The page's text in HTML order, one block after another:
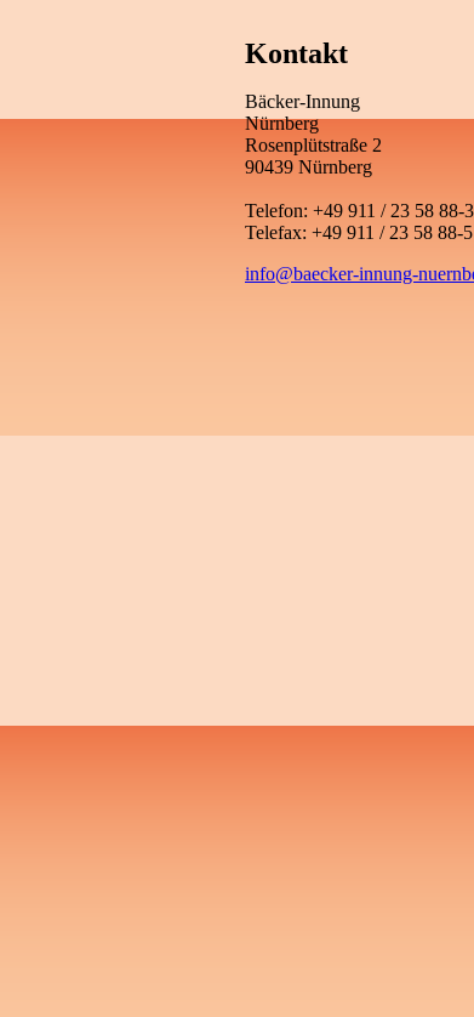
Kontakt
Bäcker-Innung
Nürnberg
Rosenplütstraße 2
90439 Nürnberg
Telefon: +49 911 / 23 58 88-
Telefax: +49 911 / 23 58 88-5
info@baecker-innung-